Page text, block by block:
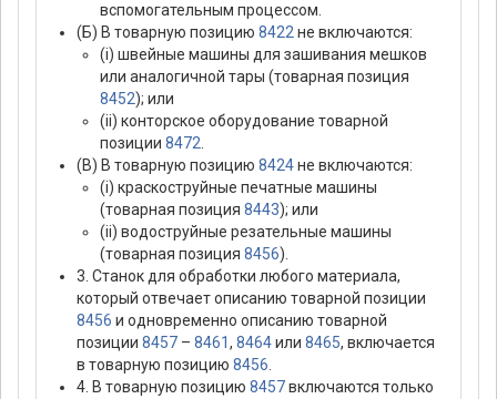
вспомогательным процессом.
(Б) В товарную позицию 8422 не включаются:
(i) швейные машины для зашивания мешков
или аналогичной тары (товарная позиция
8452); или
(ii) конторское оборудование товарной
позиции 8472
(В) В товарную позицию 8424не включаются:
(i) краскоструйные печатные машины
(товарная позиция 8443); или
(ii) водоструйные резательные машины
(товарная позиция 8456).
3. Станок для обработки любого материала,
который отвечает описанию товарной позиции
8456 и одновременно описанию товарной
позиции 8457 – 8461, 8464или 8465, включается
в товарную позицию 8456
4. В товарную позицию 8457включаются только